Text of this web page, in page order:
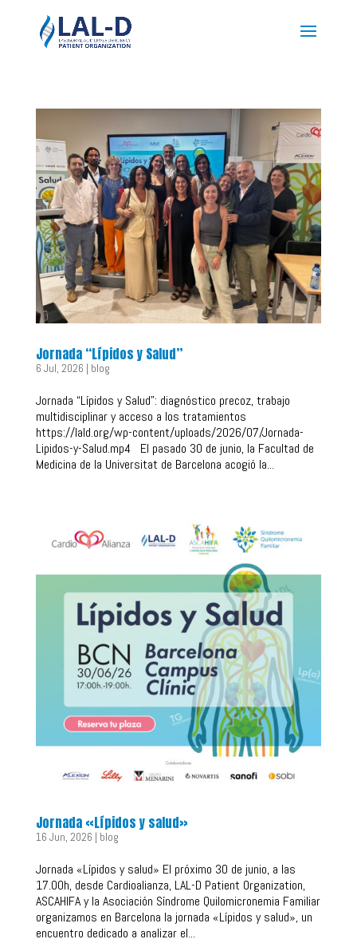
Jornada “Lípidos y Salud”
6 Jul, 2026 | blog
Jornada “Lípidos y Salud”: diagnóstico precoz, trabajo
multidisciplinar y acceso a los tratamientos
https://lald.org/wp-content/uploads/2026/07/Jornada-
Lipidos-y-Salud.mp4 El pasado 30 de junio, la Facultad de
Medicina de la Universitat de Barcelona acogió la...
Jornada «Lípidos y salud»
16 Jun, 2026 | blog
Jornada «Lípidos y salud» El próximo 30 de junio, a las
17.00h, desde Cardioalianza, LAL-D Patient Organization,
ASCAHIFA y la Asociación Síndrome Quilomicronemia Familiar
organizamos en Barcelona la jornada «Lípidos y salud», un
encuentro dedicado a analizar el...